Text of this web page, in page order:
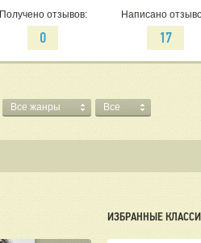
Получено отзывов:
0
Написано
17
Все жанры Все
ИЗБРАННЫЕ